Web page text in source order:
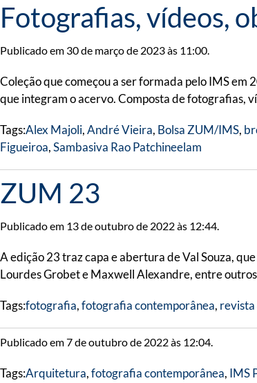
Fotografias, vídeos,
Publicado em 30 de março de 2023 às 11:00.
Coleção que começou a ser formada pelo IMS em
que integram o acervo. Composta de fotografias,
Tags:Alex Majoli,André Vieira, Bolsa ZUM/IMS,
Figueiroa,Sambasiva Rao Patchineelam
ZUM 23
Publicado em 13 de outubro de 2022 às 12:44.
A edição 23 traz capa e abertura de Val Souza,
Lourdes Grobet e Maxwell Alexandre, entre
Tags:fotografia,fotografia contemporânea,
Publicado em 7 de outubro de 2022 às 12:04.
Tags:Arquitetura,fotografia contemporânea, IMS